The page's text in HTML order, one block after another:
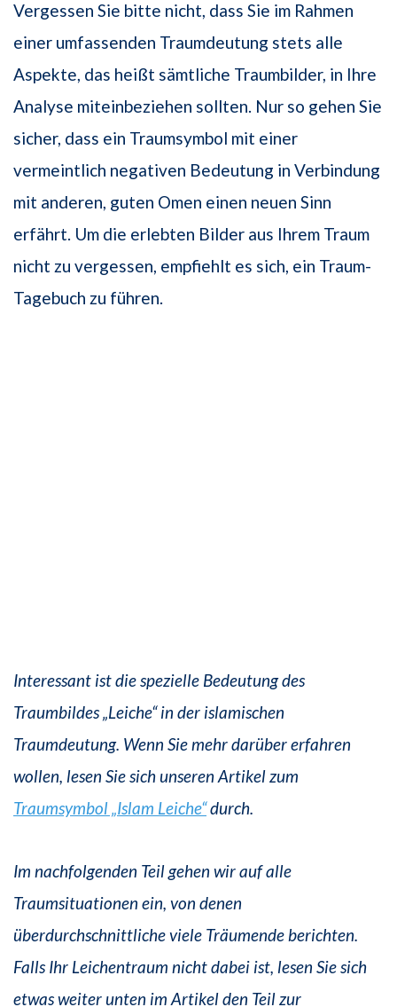
Vergessen Sie bitte nicht, dass Sie im Rahmen
einer umfassenden Traumdeutung stets alle
Aspekte, das heißt sämtliche Traumbilder, in Ihre
Analyse miteinbeziehen sollten. Nur so gehen Sie
sicher, dass ein Traumsymbol mit einer
vermeintlich negativen Bedeutung in Verbindung
mit anderen, guten Omen einen neuen Sinn
erfährt. Um die erlebten Bilder aus Ihrem Traum
nicht zu vergessen, empfiehlt es sich, ein Traum-
Tagebuch zu führen.
Interessant ist die spezielle Bedeutung des
Traumbildes „Leiche“ in der islamischen
Traumdeutung. Wenn Sie mehr darüber erfahren
wollen, lesen Sie sich unseren Artikel zum
Traumsymbol „Islam Leiche“durch.
Im nachfolgenden Teil gehen wir auf alle
Traumsituationen ein, von denen
überdurchschnittliche viele Träumende berichten.
Falls Ihr Leichentraum nicht dabei ist, lesen Sie sich
etwas weiter unten im Artikel den Teil zur